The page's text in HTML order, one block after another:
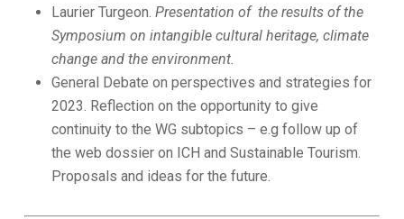
Laurier Turgeon. Presentation of the results of the
Symposium on intangible cultural heritage, climate
change and the environment.
General Debate on perspectives and strategies for
2023. Reflection on the opportunity to give
continuity to the WG subtopics – e.g follow up of
the web dossier on ICH and Sustainable Tourism.
Proposals and ideas for the future.